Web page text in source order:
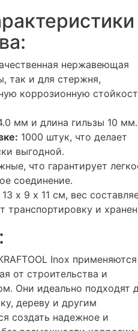
нержавеющая
так и для стержня,
коррозионную
мм и длина гильзы 10 мм.
1000 штук, что делает
выгодной.
что гарантирует
соединение.
13 х 9 х 11 см, вес
транспортировку и
Inox
от строительства и
Они идеально подходят
дереву и другим
создать надежное и